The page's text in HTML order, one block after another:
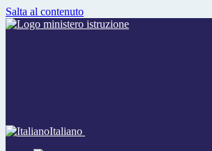
Salta al contenuto
Italiano